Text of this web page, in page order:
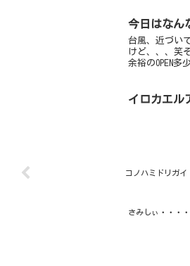
今日はなん
台風、近づい
けど、、、笑
余裕のOPEN多
グでしたが、
イロカエル
コノハミドリガイ
さみしぃ・・・・